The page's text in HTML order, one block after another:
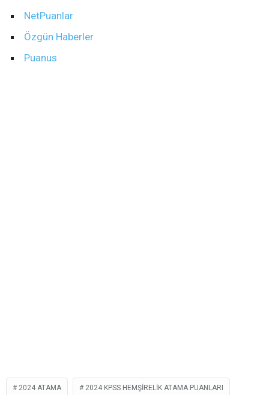
NetPuanlar
Özgün Haberler
Puanus
2024 ATAMA 2024 KPSS HEMŞIRELIK ATAMA PUANLARI